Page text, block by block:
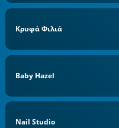
Κρυφά Φιλιά
Baby Hazel
Nail Studio